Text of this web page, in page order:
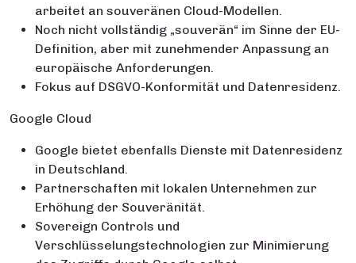
arbeitet an souveränen Cloud-Modellen.
Noch nicht vollständig „souverän“ im Sinne der EU-
Definition, aber mit zunehmender Anpassung an
europäische Anforderungen.
Fokus auf DSGVO-Konformität und Datenresidenz.
Google Cloud
Google bietet ebenfalls Dienste mit Datenresidenz
in Deutschland.
Partnerschaften mit lokalen Unternehmen zur
Erhöhung der Souveränität.
Sovereign Controls und
Verschlüsselungstechnologien zur Minimierung